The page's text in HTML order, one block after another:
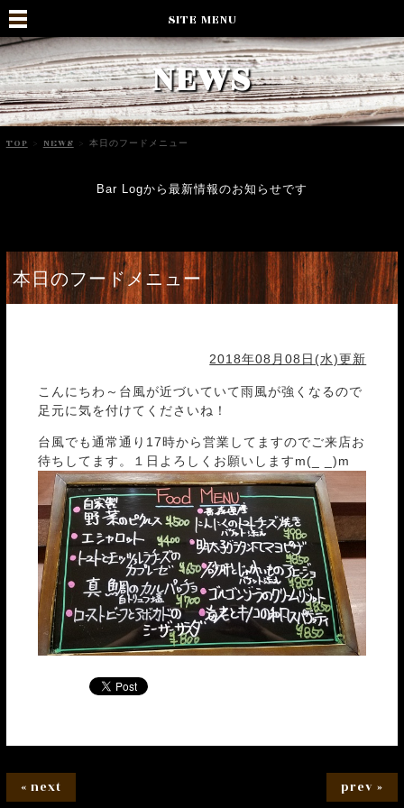
SITE MENU
NEWS
TOP > NEWS > 本日のフードメニュー
Bar Logから最新情報のお知らせです
本日のフードメニュー
2018年08月08日(水)更新
こんにちわ～台風が近づいていて雨風が強くなるので
足元に気を付けてくださいね！
台風でも通常通り17時から営業してますのでご来店お
待ちしてます。１日よろしくお願いしますm(_ _)m
« next prev »